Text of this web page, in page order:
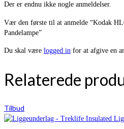
Der er endnu ikke nogle anmeldelser.
Vær den første til at anmelde “Kodak
Pandelampe”
Du skal være logged in for at afgive en
Relaterede
Tilbud